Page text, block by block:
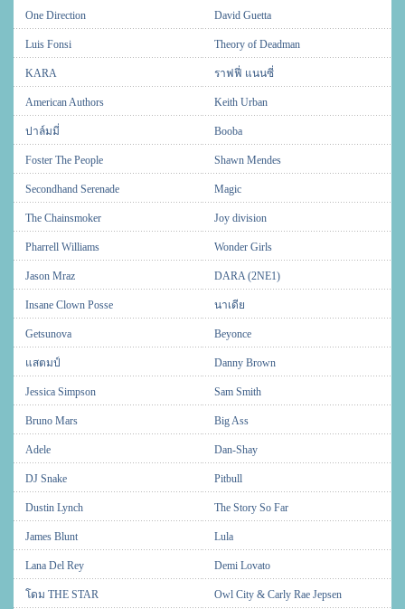
One Direction David Guetta
Luis Fonsi Theory of Deadman
KARA ราฟฟี่ แนนซี่
American Authors Keith Urban
ปาล์มมี่ Booba
Foster The People Shawn Mendes
Secondhand Serenade Magic
The Chainsmoker Joy division
Pharrell Williams Wonder Girls
Jason Mraz DARA (2NE1)
Insane Clown Posse นาเดีย
Getsunova Beyonce
แสตมป์ Danny Brown
Jessica Simpson Sam Smith
Bruno Mars Big Ass
Adele Dan-Shay
DJ Snake Pitbull
Dustin Lynch The Story So Far
James Blunt Lula
Lana Del Rey Demi Lovato
โดม THE STAR Owl City & Carly Rae Jepsen